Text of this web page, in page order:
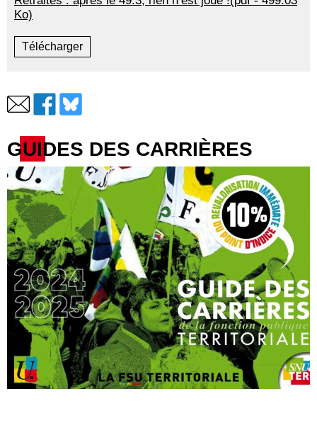
Ko)
Télécharger
GUIDES DES CARRIÈRES